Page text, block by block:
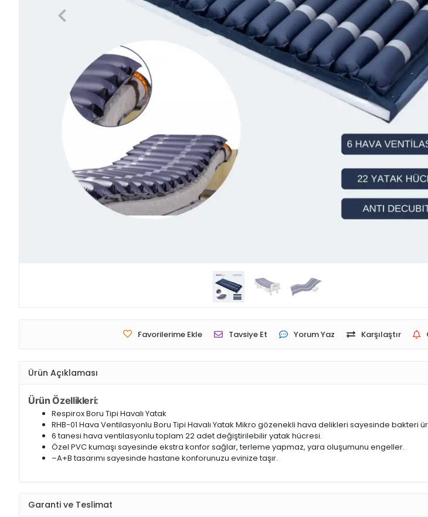
Favorilerime Ekle Tavsiye Et Yorum Yaz Karşılaştır
Ürün Açıklaması
Ürün Özellikleri:
Respirox Boru Tipi Havalı Yatak
RHB-01 Hava Ventilasyonlu Boru Tipi Havalı Yatak Mikro gözenekli hava delikleri sayesinde bakteri
6 tanesi hava ventilasyonlu toplam 22 adet değiştirilebilir yatak hücresi.
Özel PVC kumaşı sayesinde ekstra konfor sağlar, terleme yapmaz, yara oluşumunu engeller.
–A+B tasarımı sayesinde hastane konforunuzu evinize taşır.
Garanti ve Teslimat